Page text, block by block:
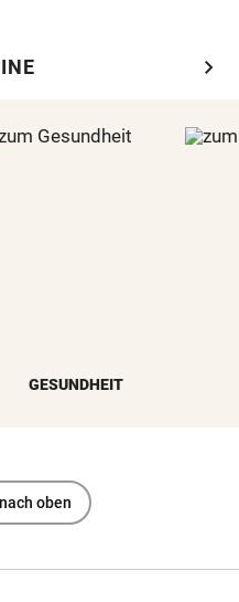
chevron_right
GESUNDHEIT
oben